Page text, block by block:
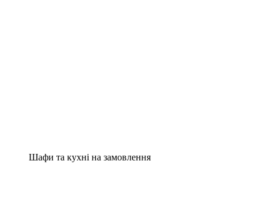
Шафи та кухні на замовлення